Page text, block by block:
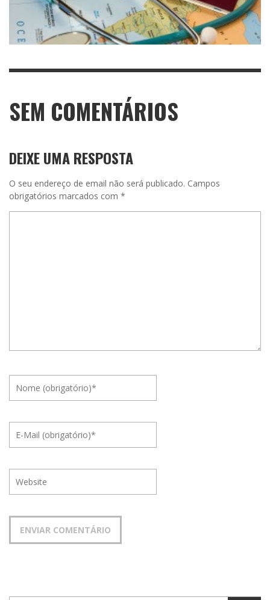
SEM COMENTÁRIOS
DEIXE UMA RESPOSTA
O seu endereço de email não será publicado. Campos
obrigatórios marcados com *